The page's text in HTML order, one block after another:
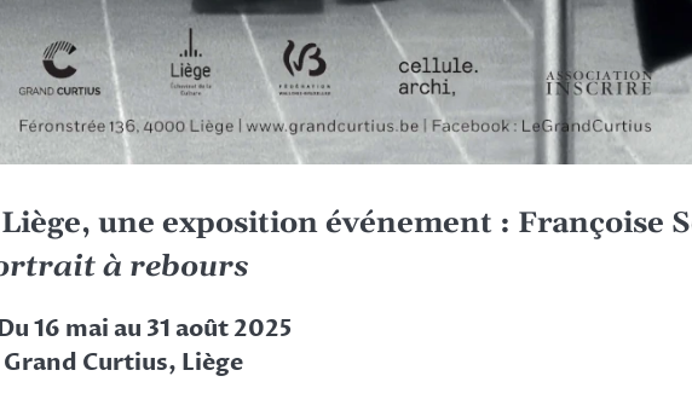
une exposition événement : Françoise
à rebours
16 mai au 31 août 2025
Grand Curtius, Liège